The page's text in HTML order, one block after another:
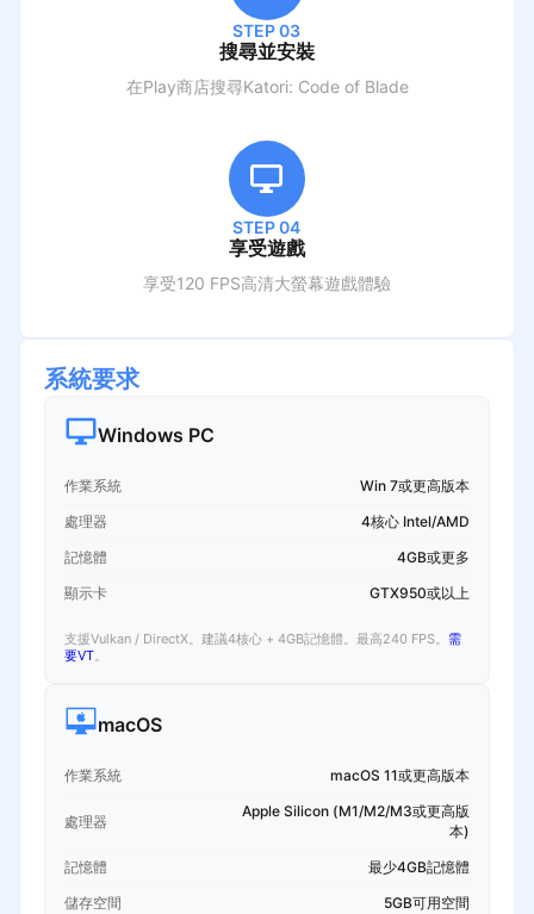
STEP 03
搜尋並安裝
在Play商店搜尋Katori: Code of Blade
STEP 04
享受遊戲
享受120 FPS高清大螢幕遊戲體驗
系統要求
Windows PC
作業系統
Win 7或更高版本
處理器
4核心 Intel/AMD
記憶體
4GB或更多
顯示卡
GTX950或以上
支援Vulkan / DirectX。建議4核心 + 4GB記憶體。最高240 FPS。 需
要VT。
macOS
作業系統 macOS 11或更高版本
處理器
Apple Silicon (M1/M2/M3或更高版
本)
記憶體
最少4GB記憶體
儲存空間
5GB可用空間